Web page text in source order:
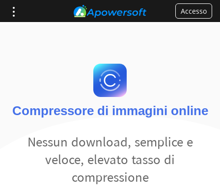
Accesso
Compressore di immagini online
Nessun download, semplice e
veloce, elevato tasso di
compressione